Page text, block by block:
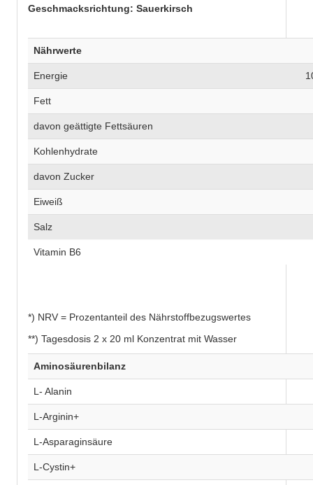
Geschmacksrichtung: Sauerkirsch
Nährwerte
Energie
Fett
davon geättigte Fettsäuren
Kohlenhydrate
davon Zucker
Eiweiß
Salz
Vitamin B6
*) NRV = Prozentanteil des Nährstoffbezugswertes
**) Tagesdosis 2 x 20 ml Konzentrat mit Wasser
Aminosäurenbilanz
L- Alanin
L-Arginin+
L-Asparaginsäure
L-Cystin+